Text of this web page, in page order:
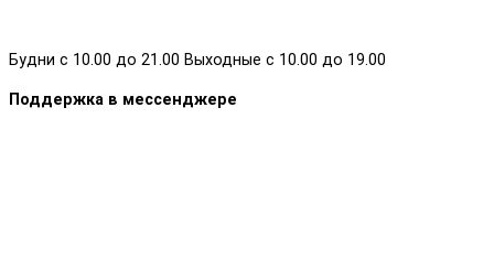
Будни с 10.00 до 21.00 Выходные с 10.00 до 19.00
Поддержка в мессенджере